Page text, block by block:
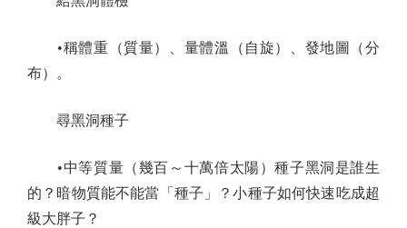
•稱體重（質量）、量體溫（自旋）、發地圖（分
布）。
尋黑洞種子
•中等質量（幾百～十萬倍太陽）種子黑洞是誰生
的？暗物質能不能當「種子」？小種子如何快速吃成超
級大胖子？